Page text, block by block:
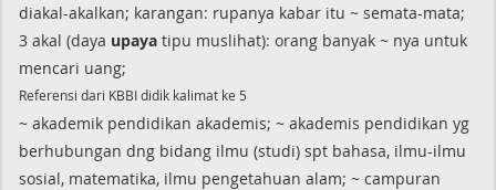
diakal-akalkan; karangan: rupanya kabar itu ~ semata-mata;
3 akal (daya upaya tipu muslihat): orang banyak ~ nya untuk
mencari uang;
Referensi dari KBBI didik kalimat ke 5
~ akademik pendidikan akademis; ~ akademis pendidikan yg
berhubungan dng bidang ilmu (studi) spt bahasa, ilmu-ilmu
sosial, matematika, ilmu pengetahuan alam; ~ campuran